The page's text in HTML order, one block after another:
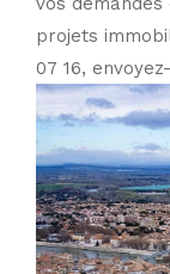
projets
07 16,
12 bd
Immobilier est
pour un
Avec Atrium
expertise